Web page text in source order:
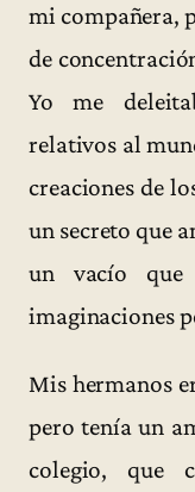
mi compañera,
de
Yo me
relativos al
creaciones de
un secreto que
un vacío que
imaginaciones
Mis hermanos
pero tenía un
colegio, que